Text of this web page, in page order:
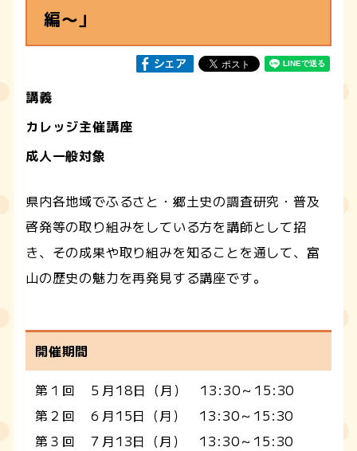
編～」
講義
カレッジ主催講座
成人一般対象
県内各地域でふるさと・郷土史の調査研究・普及
啓発等の取り組みをしている方を講師として招
き、その成果や取り組みを知ることを通して、富
山の歴史の魅力を再発見する講座です。
開催期間
第１回 ５月18日（月） 13:30～15:30
第２回 ６月15日（月） 13:30～15:30
第３回 ７月13日（月） 13:30～15:30